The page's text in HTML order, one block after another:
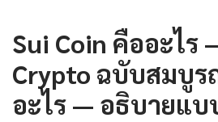
Sui Coin คืออะไร
Crypto ฉบับสมบูร
อะไร — อธิบายแบ